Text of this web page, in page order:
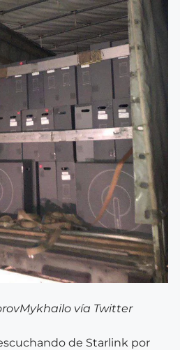
vía Twitter
de Starlink por